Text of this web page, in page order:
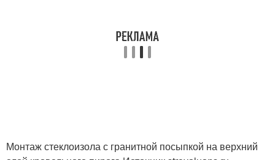
Монтаж стеклоизола с гранитной посыпкой на верхний